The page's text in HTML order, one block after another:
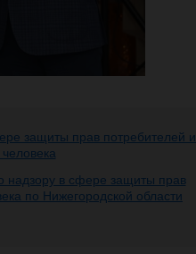
защиты прав потребителей и
надзору в сфере защиты прав
по Нижегородской области